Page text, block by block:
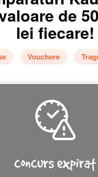
de 500 de
fiecare!
Trageri la